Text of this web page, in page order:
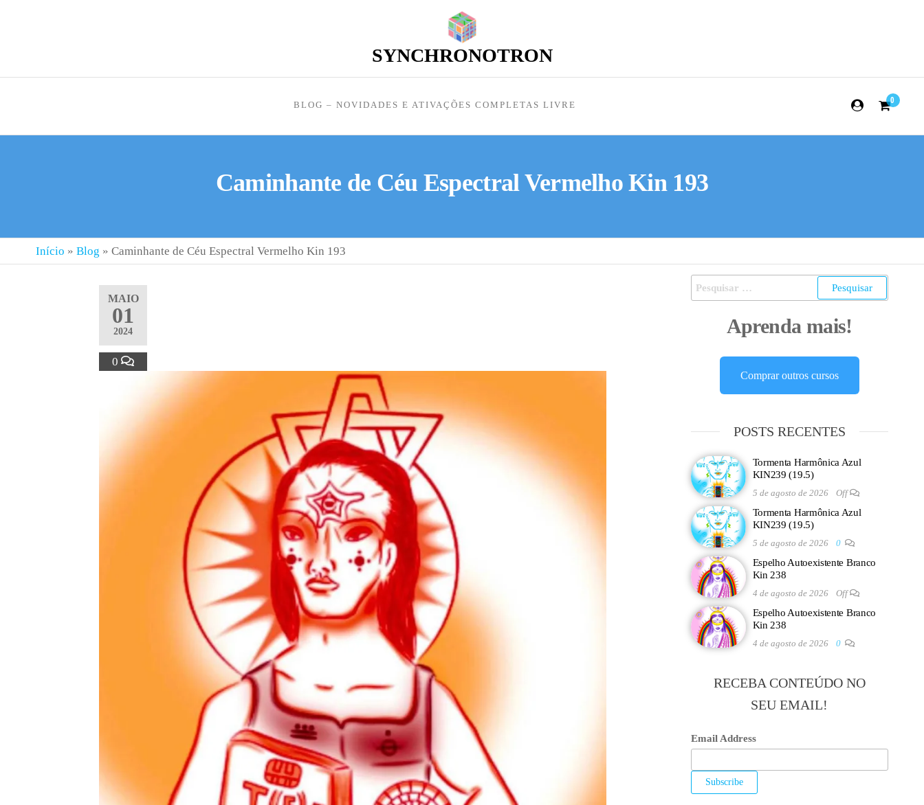
SYNCHRONOTRON
0
BLOG – NOVIDADES E ATIVAÇÕES COMPLETAS LIVRE
Caminhante de Céu Espectral Vermelho Kin 193
Início » Blog » Caminhante de Céu Espectral Vermelho Kin 193
MAIO
01
2024
0
Aprenda mais!
Comprar outros cursos
POSTS RECENTES
Tormenta Harmônica Azul
KIN239 (19.5)
5 de agosto de 2026 Off
Tormenta Harmônica Azul
KIN239 (19.5)
5 de agosto de 2026 0
Espelho Autoexistente Branco
Kin 238
4 de agosto de 2026 Off
Espelho Autoexistente Branco
Kin 238
4 de agosto de 2026 0
RECEBA CONTEÚDO NO
SEU EMAIL!
Email Address